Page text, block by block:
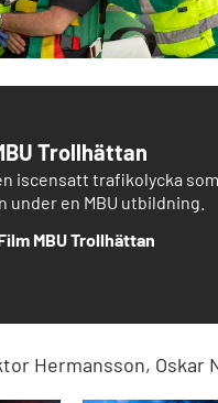
Trollhättan
iscensatt trafikolycka som
under en MBU utbildning.
MBU Trollhättan
Hermansson, Oskar